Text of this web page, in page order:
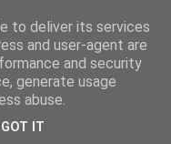
de Jorge
to deliver its services
and user-agent are
and security
generate usage
abuse.
GOT IT